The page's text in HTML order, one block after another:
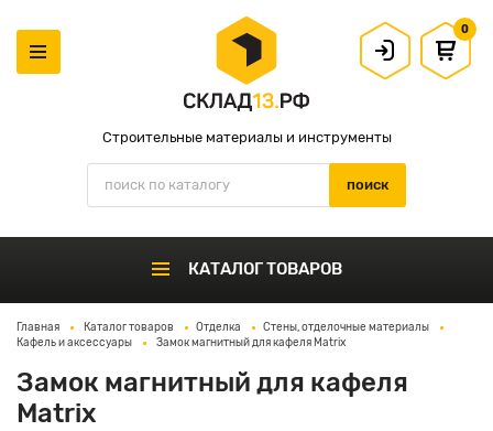
Строительные материалы и инструменты
0
КАТАЛОГ ТОВАРОВ
Главная Каталог товаров Отделка
Стены, отделочные материалы
Кафель и аксессуары
Замок магнитный для кафеля Matrix
Замок магнитный для кафеля
Matrix